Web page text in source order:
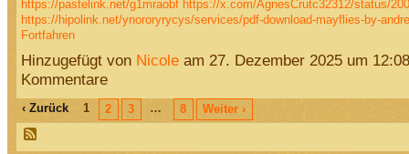
https://pastelink.net/g1mraobf https://x.com/AgnesCrutc32312/status/
https://hipolink.net/ynororyrycys/services/pdf-download-mayflies-by-
Fortfahren
Hinzugefügt von Nicoleam 27. Dezember 2025 um
Kommentare
‹ Zurück 1 2 3 … 8 Weiter ›